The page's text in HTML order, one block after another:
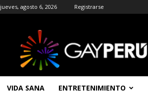
jueves, agosto 6, 2026 Registrarse
|
Entretenimiento
Noticias
VIDA SANA ENTRETENIMIENTO